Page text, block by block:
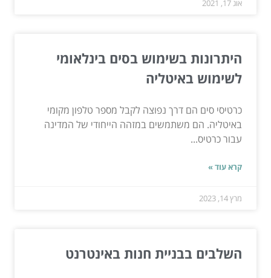
אוג 17, 2021
היתרונות בשימוש בסים בינלאומי
לשימוש באיטליה
כרטיסי סים הם דרך נפוצה לקבל מספר טלפון מקומי
באיטליה. הם משתמשים במזהה הייחודי של המדינה
עבור כרטיס...
קרא עוד »
מרץ 14, 2023
השלבים בבניית חנות באינטרנט